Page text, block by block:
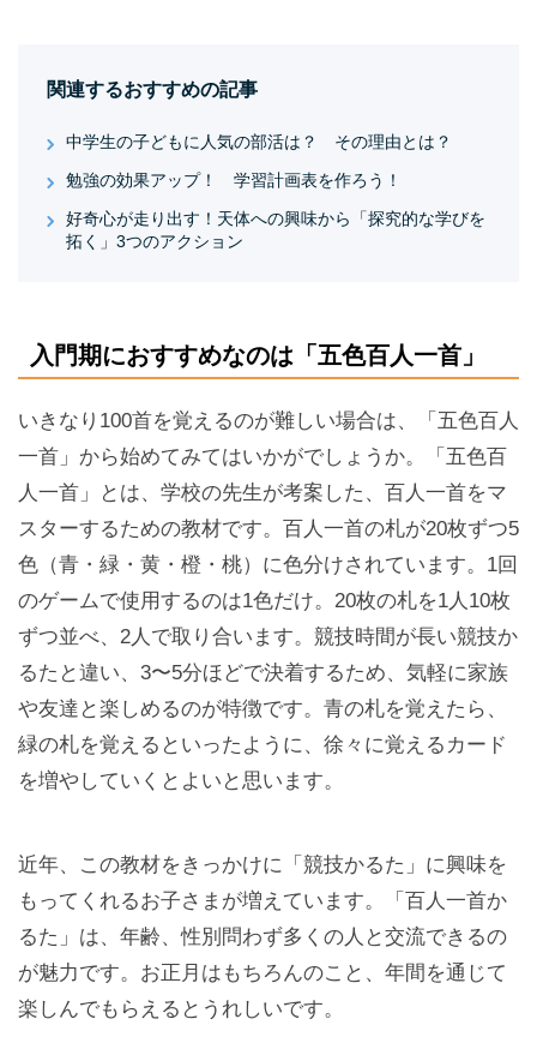
関連するおすすめの記事
中学生の子どもに人気の部活は？ その理由とは？
勉強の効果アップ！ 学習計画表を作ろう！
好奇心が走り出す！天体への興味から「探究的な学びを
拓く」3つのアクション
入門期におすすめなのは「五色百人一首」
いきなり100首を覚えるのが難しい場合は、「五色百人
一首」から始めてみてはいかがでしょうか。「五色百
人一首」とは、学校の先生が考案した、百人一首をマ
スターするための教材です。百人一首の札が20枚ずつ5
色（青・緑・黄・橙・桃）に色分けされています。1回
のゲームで使用するのは1色だけ。20枚の札を1人10枚
ずつ並べ、2人で取り合います。競技時間が長い競技か
るたと違い、3〜5分ほどで決着するため、気軽に家族
や友達と楽しめるのが特徴です。青の札を覚えたら、
緑の札を覚えるといったように、徐々に覚えるカード
を増やしていくとよいと思います。
近年、この教材をきっかけに「競技かるた」に興味を
もってくれるお子さまが増えています。「百人一首か
るた」は、年齢、性別問わず多くの人と交流できるの
が魅力です。お正月はもちろんのこと、年間を通じて
楽しんでもらえるとうれしいです。